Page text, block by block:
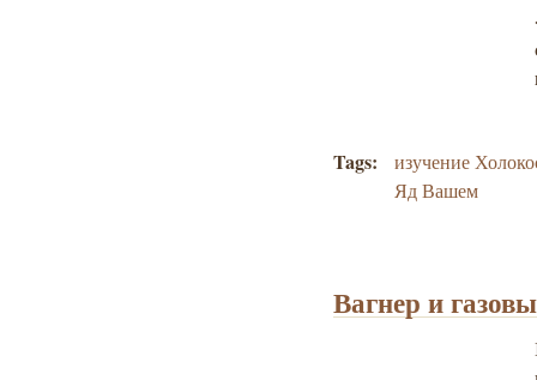
Tags:
изучение
Яд Вашем
Вагнер и